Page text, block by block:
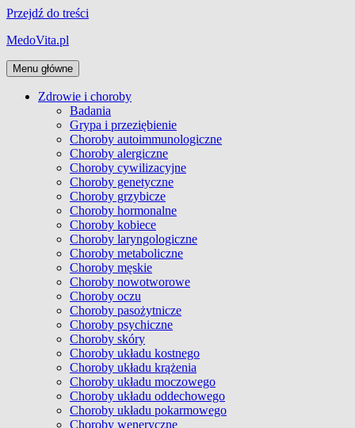
Przejdź do treści
MedoVita.pl
Menu główne
Zdrowie i choroby
Badania
Grypa i przeziębienie
Choroby autoimmunologiczne
Choroby alergiczne
Choroby cywilizacyjne
Choroby genetyczne
Choroby grzybicze
Choroby hormonalne
Choroby kobiece
Choroby laryngologiczne
Choroby metaboliczne
Choroby męskie
Choroby nowotworowe
Choroby oczu
Choroby pasożytnicze
Choroby psychiczne
Choroby skóry
Choroby układu kostnego
Choroby układu krążenia
Choroby układu moczowego
Choroby układu oddechowego
Choroby układu pokarmowego
Choroby weneryczne